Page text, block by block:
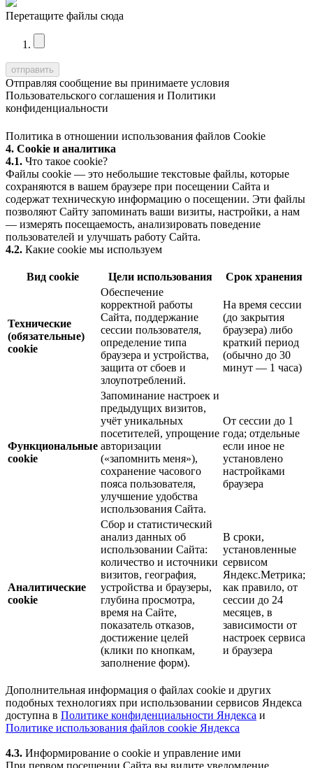
Перетащите файлы сюда
Отправляя сообщение вы принимаете условия
Пользовательского соглашения и Политики
конфиденциальности
Политика в отношении использования файлов Cookie
4. Cookie и аналитика
4.1. Что такое cookie?
Файлы cookie — это небольшие текстовые файлы, которые
сохраняются в вашем браузере при посещении Сайта и
содержат техническую информацию о посещении. Эти файлы
позволяют Сайту запоминать ваши визиты, настройки, а нам
— измерять посещаемость, анализировать поведение
пользователей и улучшать работу Сайта.
4.2. Какие cookie мы используем
Вид cookie Цели использования Срок хранения
Технические
(обязательные)
cookie
Обеспечение
корректной работы
Сайта, поддержание
сессии пользователя,
определение типа
браузера и устройства,
защита от сбоев и
злоупотреблений.
На время сессии
(до закрытия
браузера) либо
краткий период
(обычно до 30
минут — 1 часа)
Функциональные
cookie
Запоминание настроек и
предыдущих визитов,
учёт уникальных
посетителей, упрощение
авторизации
(«запомнить меня»),
сохранение часового
пояса пользователя,
улучшение удобства
использования Сайта.
От сессии до 1
года; отдельные
если иное не
установлено
настройками
браузера
Аналитические
cookie
Сбор и статистический
анализ данных об
использовании Сайта:
количество и источники
визитов, география,
устройства и браузеры,
глубина просмотра,
время на Сайте,
показатель отказов,
достижение целей
(клики по кнопкам,
заполнение форм).
В сроки,
установленные
сервисом
Яндекс.Метрика;
как правило, от
сессии до 24
месяцев, в
зависимости от
настроек сервиса
и браузера
Дополнительная информация о файлах cookie и других
подобных технологиях при использовании сервисов Яндекса
доступна в Политике конфиденциальности Яндекса и
Политике использования файлов cookie Яндекса
4.3. Информирование о cookie и управление ими
При первом посещении Сайта вы видите уведомление